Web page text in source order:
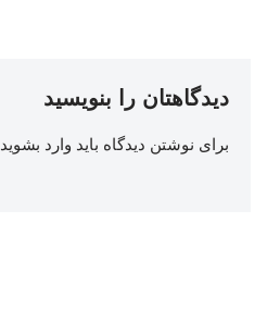
دیدگاهتان را بنویسید
برای نوشتن دیدگاه باید وارد بشوید